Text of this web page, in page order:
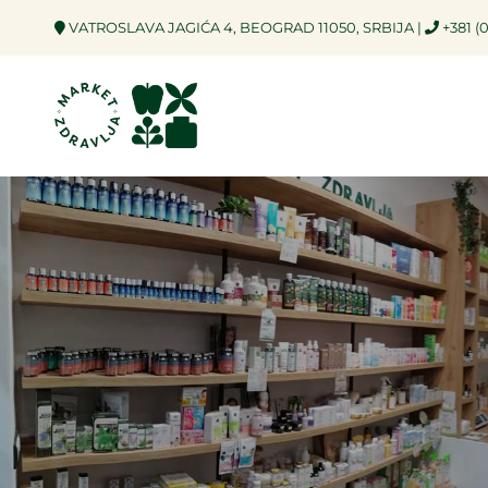
VATROSLAVA JAGIĆA 4, BEOGRAD 11050, SRBIJA | +381